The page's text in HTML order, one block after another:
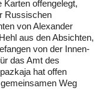
offengelegt,
Russischen
von Alexander
aus den Absichten,
von der Innen-
das Amt des
hat offen
Weg